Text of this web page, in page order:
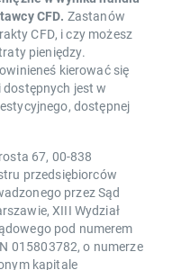
CFD. Zastanów
CFD, i czy możesz
pieniędzy.
kierować się
jest w
dostępnej
67, 00-838
przedsiębiorców
przez Sąd
XIII Wydział
pod numerem
015803782, o numerze
kapitale